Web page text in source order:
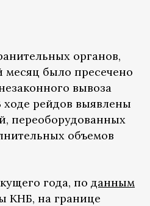
органов,
месяц было пресечено
вывоза
ходе рейдов выявлены
переоборудованных
объемов
года, по данным
КНБ, на границе